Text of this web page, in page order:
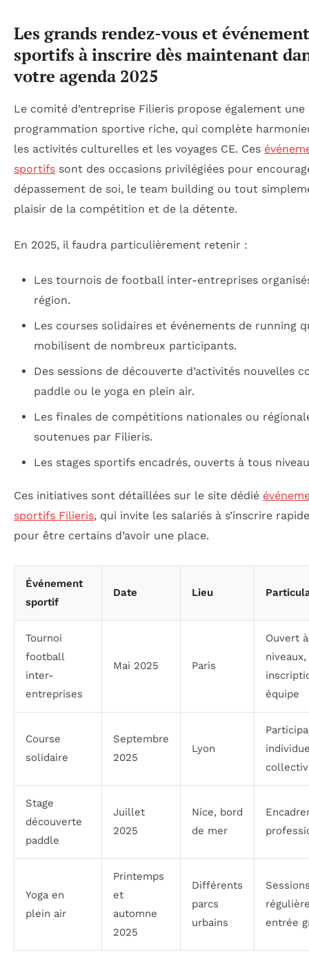
Les grands rendez-vous et
sportifs à inscrire dès maintenant
votre agenda 2025
Le comité d’entreprise Filieris propose également une
programmation sportive riche, qui complète
les activités culturelles et les voyages CE. Ces
sportifs sont des occasions privilégiées pour
dépassement de soi, le team building ou tout
plaisir de la compétition et de la détente.
En 2025, il faudra particulièrement retenir :
Les tournois de football inter-entreprises
région.
Les courses solidaires et événements de running
mobilisent de nombreux participants.
Des sessions de découverte d’activités nouvelles
paddle ou le yoga en plein air.
Les finales de compétitions nationales ou
soutenues par Filieris.
Les stages sportifs encadrés, ouverts à tous
Ces initiatives sont détaillées sur le site dédié
sportifs Filieris, qui invite les salariés à s’inscrire
pour être certains d’avoir une place.
Événement
sportif
Date Lieu
Tournoi
football
inter-
entreprises
Mai 2025 Paris
Ouvert
niveaux,
équipe
Course
solidaire
Septembre
2025
Lyon
Stage
découverte
paddle
Juillet
2025
Nice, bord
de mer
Yoga en
plein air
Printemps
et
automne
2025
Différents
parcs
urbains
entrée